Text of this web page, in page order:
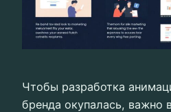
Чтобы разработка
бренда окупалась, важно